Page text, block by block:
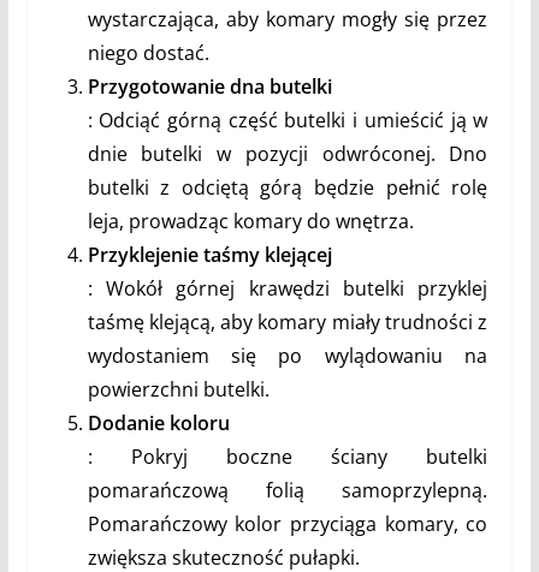
wystarczająca, aby komary mogły się przez
niego dostać.
Przygotowanie dna butelki
: Odciąć górną część butelki i umieścić ją w
dnie butelki w pozycji odwróconej. Dno
butelki z odciętą górą będzie pełnić rolę
leja, prowadząc komary do wnętrza.
Przyklejenie taśmy klejącej
: Wokół górnej krawędzi butelki przyklej
taśmę klejącą, aby komary miały trudności z
wydostaniem się po wylądowaniu na
powierzchni butelki.
Dodanie koloru
: Pokryj boczne ściany butelki
pomarańczową folią samoprzylepną.
Pomarańczowy kolor przyciąga komary, co
zwiększa skuteczność pułapki.